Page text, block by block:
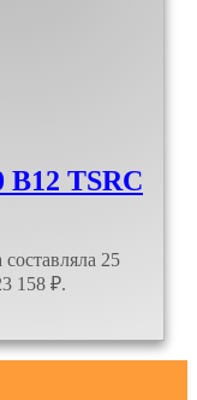
B12 TSRC
25
158 ₽.